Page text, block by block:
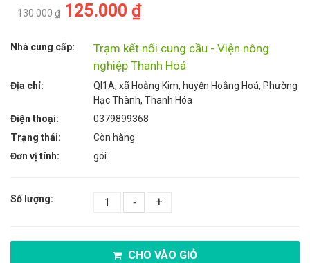
130.000 ₫ 125.000 ₫
Nhà cung cấp:
Trạm kết nối cung cầu - Viện nông
nghiệp Thanh Hoá
Địa chỉ:
Ql1A, xã Hoằng Kim, huyện Hoằng Hoá, Phường
Hạc Thành, Thanh Hóa
Điện thoại:
0379899368
Trạng thái:
Còn hàng
Đơn vị tính:
gói
Số lượng: - +
CHO VÀO GIỎ